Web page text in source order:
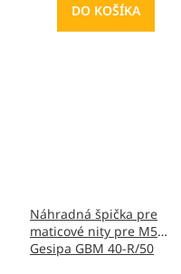
DO KOŠÍKA
Náhradná špička pre
maticové nity pre M5
Gesipa GBM 40-R/50